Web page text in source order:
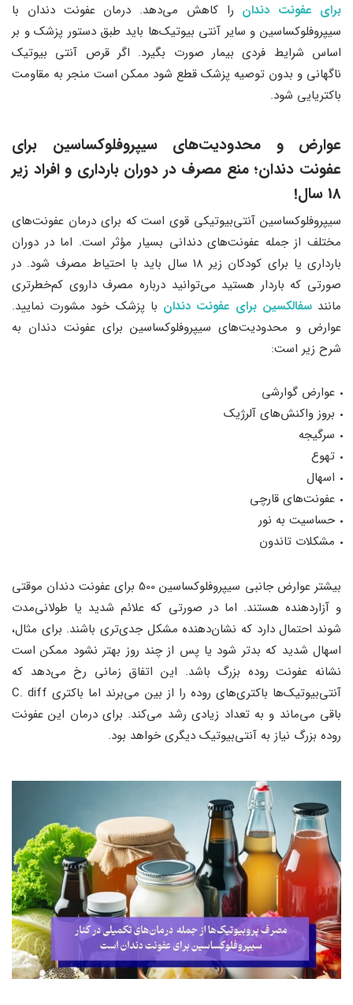
برای عفونت دندان را کاهش می‌دهد. درمان عفونت دندان با
سیپروفلوکساسین و سایر آنتی بیوتیک‌ها باید طبق دستور پزشک و بر
اساس شرایط فردی بیمار صورت بگیرد. اگر قرص آنتی بیوتیک
ناگهانی و بدون توصیه پزشک قطع شود ممکن است منجر به مقاومت
باکتریایی شود.
عوارض و محدودیت‌های سیپروفلوکساسین برای
عفونت دندان؛ منع مصرف در دوران بارداری و افراد زیر
18 سال!
سیپروفلوکساسین آنتی‌بیوتیکی قوی است که برای درمان عفونت‌های
مختلف از جمله عفونت‌های دندانی بسیار مؤثر است. اما در دوران
بارداری یا برای کودکان زیر 18 سال باید با احتیاط مصرف شود. در
صورتی که باردار هستید می‌توانید درباره مصرف داروی کم‌خطرتری
مانندسفالکسین برای عفونت دندان با پزشک خود مشورت نمایید.
عوارض و محدودیت‌های سیپروفلوکساسین برای عفونت دندان به
شرح زیر است:
عوارض گوارشی
بروز واکنش‌های آلرژیک
سرگیجه
تهوع
اسهال
عفونت‌های قارچی
حساسیت به نور
مشکلات تاندون
بیشتر عوارض جانبی سیپروفلوکساسین 500 برای عفونت دندان موقتی
و آزاردهنده هستند. اما در صورتی که علائم شدید یا طولانی‌مدت
شوند احتمال دارد که نشان‌دهنده مشکل جدی‌تری باشند. برای مثال،
اسهال شدید که بدتر شود یا پس از چند روز بهتر نشود ممکن است
نشانه عفونت روده بزرگ باشد. این اتفاق زمانی رخ می‌دهد که
آنتی‌بیوتیک‌ها باکتری‌های روده را از بین می‌برند اما باکتری C. diff
باقی می‌ماند و به تعداد زیادی رشد می‌کند. برای درمان این عفونت
روده بزرگ نیاز به آنتی‌بیوتیک دیگری خواهد بود.